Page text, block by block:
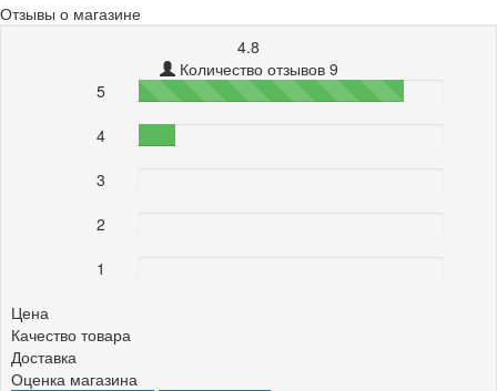
Отзывы о магазине
4.8
Количество отзывов 9
5
87%
4
3
2
1
Цена
Качество товара
Доставка
Оценка магазина